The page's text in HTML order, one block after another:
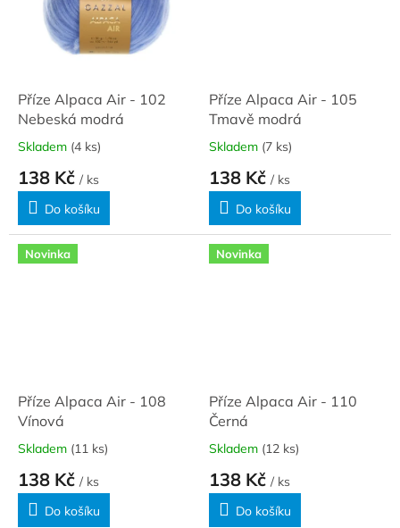
Příze Alpaca Air - 102
Nebeská modrá
Skladem (4 ks)
138 Kč / ks
Do košíku
Příze Alpaca Air - 105
Tmavě modrá
Skladem (7 ks)
138 Kč / ks
Do košíku
Novinka
Příze Alpaca Air - 108
Vínová
Skladem (11 ks)
138 Kč / ks
Do košíku
Novinka
Příze Alpaca Air - 110
Černá
Skladem (12 ks)
138 Kč / ks
Do košíku